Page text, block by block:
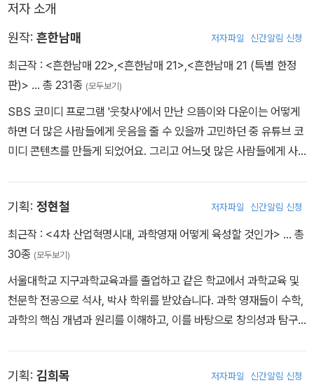
저자 소개
원작: 흔한남매 저자파일 신간알림 신청
최근작 : <흔한남매 22>,<흔한남매 21>,<흔한남매 21 (특별 한정
판)> … 총 231종 (모두보기)
SBS 코미디 프로그램 '웃찾사'에서 만난 으뜸이와 다운이는 어떻게
하면 더 많은 사람들에게 웃음을 줄 수 있을까 고민하던 중 유튜브 코
미디 콘텐츠를 만들게 되었어요. 그리고 어느덧 많은 사람들에게 사
기획: 정현철 저자파일 신간알림 신청
최근작 : <4차 산업혁명시대, 과학영재 어떻게 육성할 것인가> … 총
30종 (모두보기)
서울대학교 지구과학교육과를 졸업하고 같은 학교에서 과학교육 및
천문학 전공으로 석사, 박사 학위를 받았습니다. 과학 영재들이 수학,
과학의 핵심 개념과 원리를 이해하고, 이를 바탕으로 창의성과 탐구
기획: 김희목 저자파일 신간알림 신청